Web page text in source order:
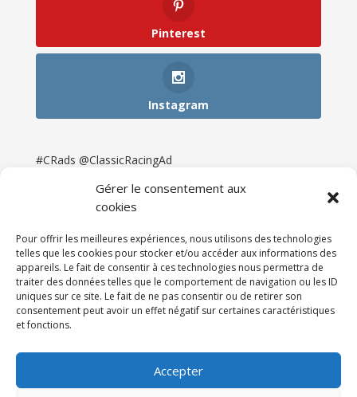
Gérer le consentement aux
cookies
Pour offrir les meilleures expériences, nous utilisons des technologies
telles que les cookies pour stocker et/ou accéder aux informations des
appareils. Le fait de consentir à ces technologies nous permettra de
traiter des données telles que le comportement de navigation ou les ID
uniques sur ce site. Le fait de ne pas consentir ou de retirer son
consentement peut avoir un effet négatif sur certaines caractéristiques
et fonctions.
Accepter
Pinterest
Instagram
#CRads @ClassicRacingAd
Newsletter & Presse
Partenaires
Tarifs
Espace Client